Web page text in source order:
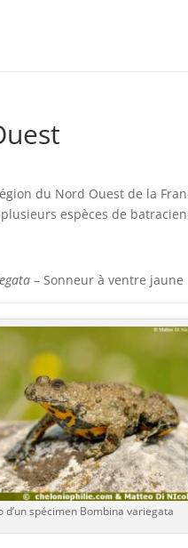
du Nord Ouest de la
espèces de
– Sonneur à ventre jaune
d’un spécimen Bombina variegata